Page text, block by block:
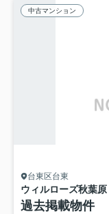
中古マンション
台東区台東
ウィルローズ秋葉原
過去掲載物件